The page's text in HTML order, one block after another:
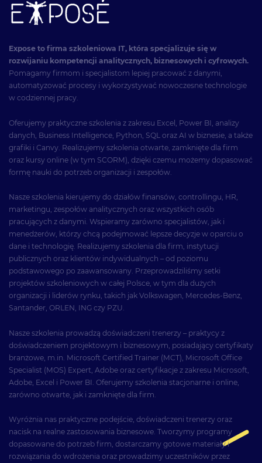
Expose to firma szkoleniowa IT, która specjalizuje się w
rozwijaniu kompetencji analitycznych, biznesowych i cyfrowych.
Pomagamy firmom i specjalistom lepiej pracować z danymi,
automatyzować procesy i wykorzystywać nowoczesne technologie
w codziennej pracy.
Oferujemy praktyczne szkolenia z zakresu Excel, Power BI, analizy
danych, Business Intelligence, Python, SQL oraz AI w biznesie, a także
grafiki i Canvy. Realizujemy szkolenia otwarte, zamknięte dla firm
oraz kursy online (w tym SCORM), dzięki czemu możemy dopasować
formę nauki do potrzeb organizacji i zespołów.
Nasze szkolenia kierujemy do działów finansów, controllingu, HR,
marketingu, zespołów analitycznych oraz wszystkich osób
pracujących z danymi. Wspieramy zarówno specjalistów, jak i
menedżerów, którzy chcą podejmować lepsze decyzje w oparciu o
dane i technologię. Realizujemy szkolenia dla firm, instytucji
publicznych oraz klientów indywidualnych – od poziomu
podstawowego po zaawansowany. Przeprowadziliśmy setki
projektów szkoleniowych w całej Polsce, w tym dla dużych
organizacji i liderów rynku, takich jak Volkswagen, Mercedes-Benz,
Santander, ORLEN, ING czy PZU.
Nasze szkolenia prowadzą doświadczeni trenerzy – praktycy z
doświadczeniem projektowym i biznesowym, posiadający certyfikaty
branżowe, m.in. Microsoft Certified Trainer (MCT), Microsoft Office
Specialist (MOS) Expert, Adobe oraz certyfikacje z zakresu Microsoft,
Adobe, Excel i Power BI. Oferujemy szkolenia stacjonarne i online,
zarówno otwarte, jak i zamknięte dla firm.
Wyróżnia nas praktyczne podejście, doświadczeni trenerzy oraz
nacisk na realne zastosowania biznesowe. Tworzymy programy
dopasowane do potrzeb firm, dostarczamy gotowe materiały i
rozwiązania do wdrożenia oraz prowadzimy uczestników przez